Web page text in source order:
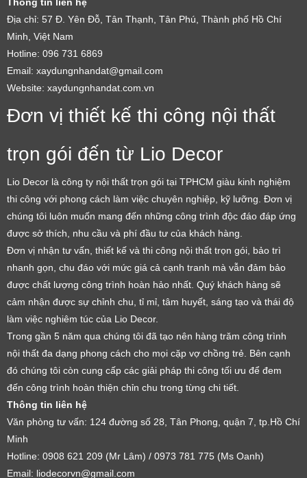
Địa chỉ: 57 Đ. Yên Đỗ, Tân Thạnh, Tân Phú, Thành phố Hồ Chí
Minh, Việt Nam
Hotline: 096 731 6869
Email: xaydungnhandat@gmail.com
Website: xaydungnhandat.com.vn
Đơn vị thiết kế thi công nội thất
trọn gói đến từ Lio Decor
Lio Decor là công ty nội thất trọn gói tại TPHCM giàu kinh nghiệm
thi công với phong cách làm việc chuyên nghiệp, kỹ lưỡng. Đơn vị
chúng tôi luôn muốn mang đến những công trình độc đáo đáp ứng
được sở thích, nhu cầu và phí đầu tư của khách hàng.
Đơn vị nhận tư vấn, thiết kế và thi công nội thất trọn gói, bảo trì
nhanh gọn, chu đáo với mức giá cả cạnh tranh mà vẫn đảm bảo
được chất lượng công trình hoàn hảo nhất. Quý khách hàng sẽ
cảm nhận được sự chỉnh chu, tỉ mỉ, tâm huyết, sáng tạo và thái độ
làm việc nghiêm túc của Lio Decor.
Trong gần 5 năm qua chúng tôi đã tạo nên hàng trăm công trình
nội thất đa dạng phong cách cho mọi cặp vợ chồng trẻ. Bên cạnh
đó chúng tôi còn cung cấp các giải pháp thi công tối ưu để đem
đến công trình hoàn thiện chỉn chu trong từng chi tiết.
Thông tin liên hệ
Văn phòng tư vấn: 124 đường số 28, Tân Phong, quận 7, tp.Hồ Chí
Minh
Hotline: 0908 621 209 (Mr Lâm) / 0973 781 775 (Ms Oanh)
Email: liodecorvn@gmail.com